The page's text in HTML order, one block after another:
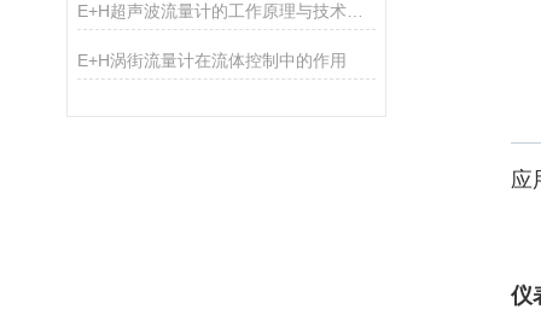
E+H超声波流量计的工作原理与技术优势概述
E+H涡街流量计在流体控制中的作用
应
仪